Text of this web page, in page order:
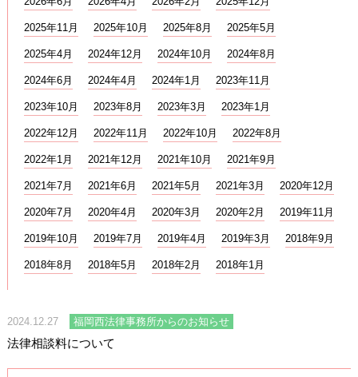
2025年11月 2025年10月 2025年8月 2025年5月
2025年4月 2024年12月 2024年10月 2024年8月
2024年6月 2024年4月 2024年1月 2023年11月
2023年10月 2023年8月 2023年3月 2023年1月
2022年12月 2022年11月 2022年10月 2022年8月
2022年1月 2021年12月 2021年10月 2021年9月
2021年7月 2021年6月 2021年5月 2021年3月 2020年12月
2020年7月 2020年4月 2020年3月 2020年2月 2019年11月
2019年10月 2019年7月 2019年4月 2019年3月 2018年9月
2018年8月 2018年5月 2018年2月 2018年1月
2024.12.27 福岡西法律事務所からのお知らせ
法律相談料について